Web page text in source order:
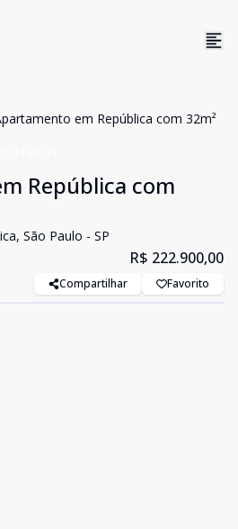
em República com 32m²
República com
São Paulo - SP
R$ 222.900,00
Compartilhar Favorito